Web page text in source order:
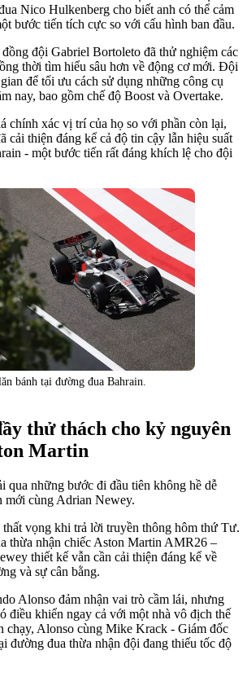
Nico Hulkenberg cho biết anh có thể cảm
bước tiến tích cực so với cấu hình ban đầu.
đội Gabriel Bortoleto đã thử nghiệm các
thời tìm hiểu sâu hơn về động cơ mới. Đội
để tối ưu cách sử dụng những công cụ
nay, bao gồm chế độ Boost và Overtake.
chính xác vị trí của họ so với phần còn lại,
cải thiện đáng kể cả độ tin cậy lẫn hiệu suất
- một bước tiến rất đáng khích lệ cho đội
bánh tại đường đua Bahrain.
thử thách cho kỷ nguyên
Martin
qua những bước đi đầu tiên không hề dễ
mới cùng Adrian Newey.
vọng khi trả lời truyền thông hôm thứ Tư.
thừa nhận chiếc Aston Martin AMR26 –
thiết kế vẫn cần cải thiện đáng kể về
và sự cân bằng.
Alonso đảm nhận vai trò cầm lái, nhưng
điều khiển ngay cả với một nhà vô địch thế
chạy, Alonso cùng Mike Krack - Giám đốc
đường đua thừa nhận đội đang thiếu tốc độ